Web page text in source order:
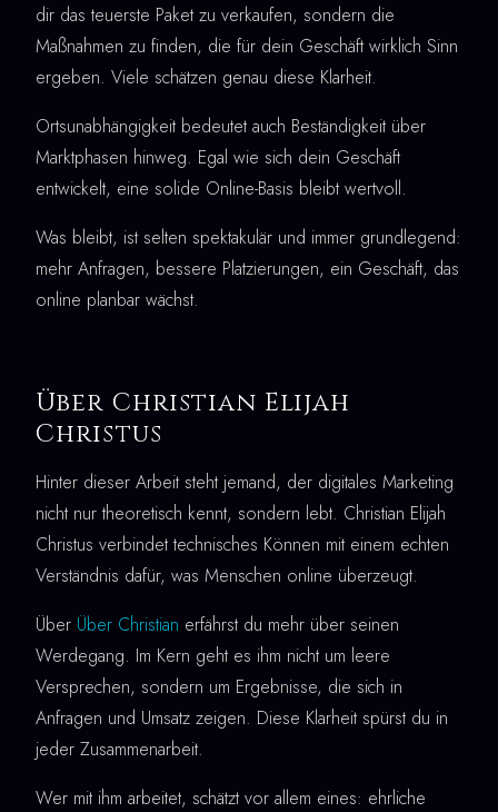
dir das teuerste Paket zu verkaufen, sondern die
Maßnahmen zu finden, die für dein Geschäft wirklich Sinn
ergeben. Viele schätzen genau diese Klarheit.
Ortsunabhängigkeit bedeutet auch Beständigkeit über
Marktphasen hinweg. Egal wie sich dein Geschäft
entwickelt, eine solide Online-Basis bleibt wertvoll.
Was bleibt, ist selten spektakulär und immer grundlegend:
mehr Anfragen, bessere Platzierungen, ein Geschäft, das
online planbar wächst.
Über Christian Elijah
Christus
Hinter dieser Arbeit steht jemand, der digitales Marketing
nicht nur theoretisch kennt, sondern lebt. Christian Elijah
Christus verbindet technisches Können mit einem echten
Verständnis dafür, was Menschen online überzeugt.
Über Über Christian erfährst du mehr über seinen
Werdegang. Im Kern geht es ihm nicht um leere
Versprechen, sondern um Ergebnisse, die sich in
Anfragen und Umsatz zeigen. Diese Klarheit spürst du in
jeder Zusammenarbeit.
Wer mit ihm arbeitet, schätzt vor allem eines: ehrliche